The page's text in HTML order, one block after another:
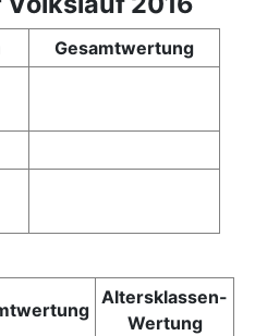
Gesamtwertung
Altersklassen-
Wertung